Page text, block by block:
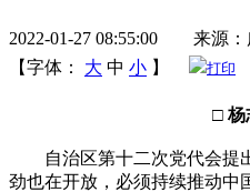
2022-01-27 08:55:00 来源：
【字体：
大 中 小 】 打印
□ 杨
自治区第十二次党代会提
劲也在开放，必须持续推动